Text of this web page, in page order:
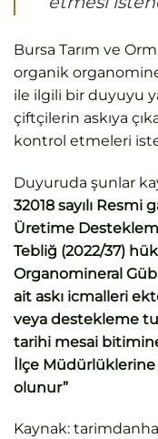
Bursa Tarım ve
organik
ile ilgili bir duyuyu
çiftçilerin askıya
kontrol etmeleri
Duyuruda şunlar
32018 sayılı
Üretime
Tebliğ (2022/37)
Organomineral
ait askı icmalleri
veya destekleme
tarihi mesai bitimine
İlçe
olunur”
Kaynak: